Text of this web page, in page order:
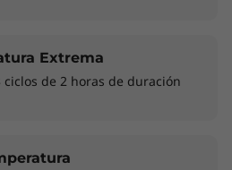
Extrema
ciclos de 2 horas de duración